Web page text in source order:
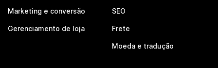
Marketing e conversão
Gerenciamento de loja
SEO
Frete
Moeda e tradução